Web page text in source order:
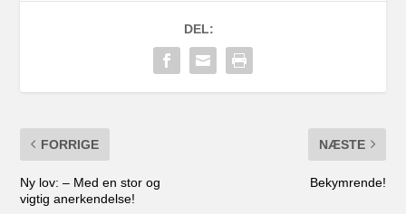
DEL:
FORRIGE
Ny lov: – Med en stor og
vigtig anerkendelse!
NÆSTE
Bekymrende!